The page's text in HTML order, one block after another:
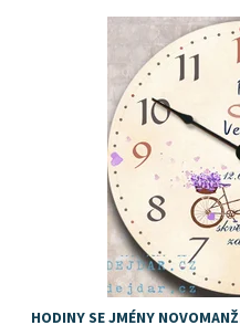
Dostupnost: Skladem
HODINY SE JMÉNY